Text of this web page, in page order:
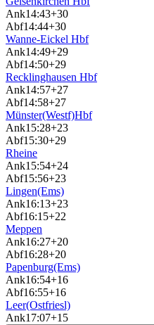
Ank14:43+30
Abf14:44+30
Wanne-Eickel Hbf
Ank14:49+29
Abf14:50+29
Recklinghausen Hbf
Ank14:57+27
Abf14:58+27
Münster(Westf)Hbf
Ank15:28+23
Abf15:30+29
Rheine
Ank15:54+24
Abf15:56+23
Lingen(Ems)
Ank16:13+23
Abf16:15+22
Meppen
Ank16:27+20
Abf16:28+20
Papenburg(Ems)
Ank16:54+16
Abf16:55+16
Leer(Ostfriesl)
Ank17:07+15